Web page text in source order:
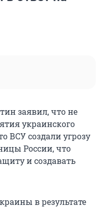
заявил, что не
украинского
ВСУ создали угрозу
России, что
и создавать
в результате